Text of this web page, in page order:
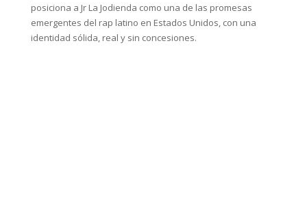
posiciona a Jr La Jodienda como una de las promesas
emergentes del rap latino en Estados Unidos, con una
identidad sólida, real y sin concesiones.